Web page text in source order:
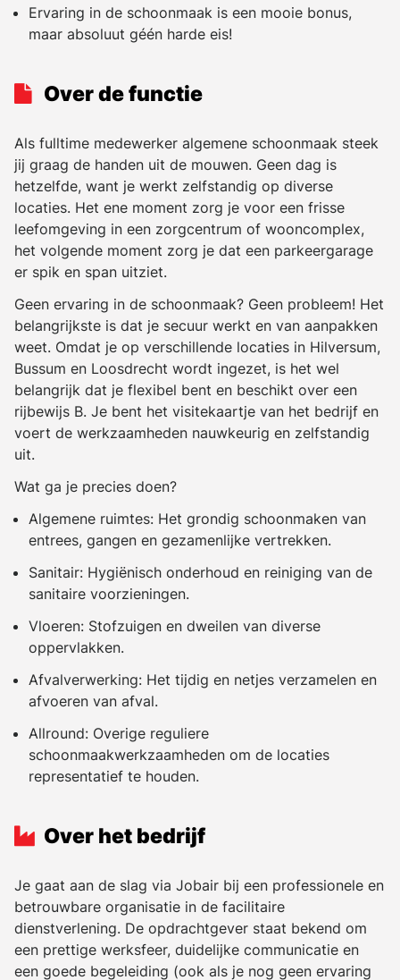
Ervaring in de schoonmaak is een mooie bonus,
maar absoluut géén harde eis!
Over de functie
Als fulltime medewerker algemene schoonmaak steek
jij graag de handen uit de mouwen. Geen dag is
hetzelfde, want je werkt zelfstandig op diverse
locaties. Het ene moment zorg je voor een frisse
leefomgeving in een zorgcentrum of wooncomplex,
het volgende moment zorg je dat een parkeergarage
er spik en span uitziet.
Geen ervaring in de schoonmaak? Geen probleem! Het
belangrijkste is dat je secuur werkt en van aanpakken
weet. Omdat je op verschillende locaties in Hilversum,
Bussum en Loosdrecht wordt ingezet, is het wel
belangrijk dat je flexibel bent en beschikt over een
rijbewijs B. Je bent het visitekaartje van het bedrijf en
voert de werkzaamheden nauwkeurig en zelfstandig
uit.
Wat ga je precies doen?
Algemene ruimtes: Het grondig schoonmaken van
entrees, gangen en gezamenlijke vertrekken.
Sanitair: Hygiënisch onderhoud en reiniging van de
sanitaire voorzieningen.
Vloeren: Stofzuigen en dweilen van diverse
oppervlakken.
Afvalverwerking: Het tijdig en netjes verzamelen en
afvoeren van afval.
Allround: Overige reguliere
schoonmaakwerkzaamheden om de locaties
representatief te houden.
Over het bedrijf
Je gaat aan de slag via Jobair bij een professionele en
betrouwbare organisatie in de facilitaire
dienstverlening. De opdrachtgever staat bekend om
een prettige werksfeer, duidelijke communicatie en
een goede begeleiding (ook als je nog geen ervaring